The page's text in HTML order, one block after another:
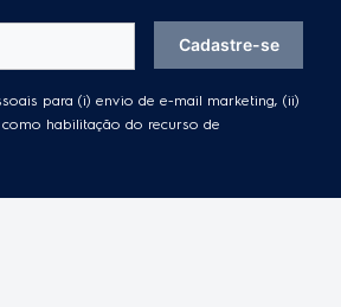
para (i) envio de e-mail marketing, (ii)
habilitação do recurso de
Cadastre-se